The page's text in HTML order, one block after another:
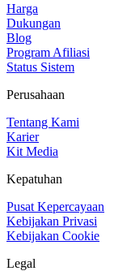
Harga
Dukungan
Blog
Program Afiliasi
Status Sistem
Perusahaan
Tentang Kami
Karier
Kit Media
Kepatuhan
Pusat Kepercayaan
Kebijakan Privasi
Kebijakan Cookie
Legal